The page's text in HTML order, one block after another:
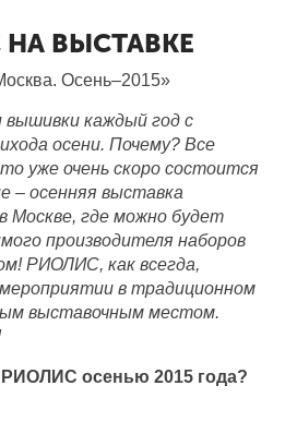
ВЫСТАВКЕ
Осень–2015»
вышивки каждый год с
осени. Почему? Все
уже очень скоро состоится
– осенняя выставка
Москве, где можно будет
производителя наборов
РИОЛИС, как всегда,
в традиционном
выставочным местом.
РИОЛИС осенью 2015 года?